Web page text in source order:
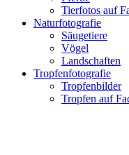
Tierfotos auf
Naturfotografie
Säugetiere
Vögel
Landschaften
Tropfenfotografie
Tropfenbilder
Tropfen auf